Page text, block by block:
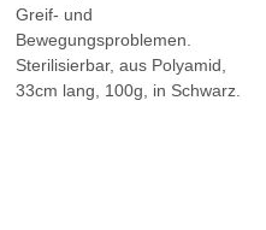
Greif- und
Bewegungsproblemen.
Sterilisierbar, aus Polyamid,
33cm lang, 100g, in Schwarz.